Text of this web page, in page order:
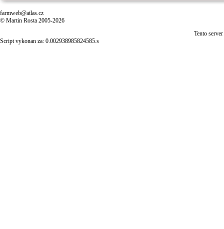
farmweb@atlas.cz
© Martin Rosta 2005-2026
Tento
Script vykonan za: 0.002938985824585.s